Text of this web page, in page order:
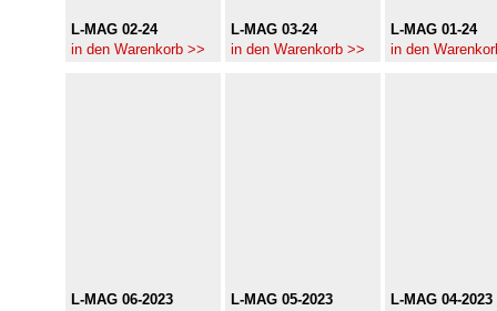
L-MAG 02-24
in den Warenkorb >>
L-MAG 03-24
in den Warenkorb >>
L-MAG 01-24
in den
L-MAG 06-2023
L-MAG 05-2023
L-MAG 04-2023